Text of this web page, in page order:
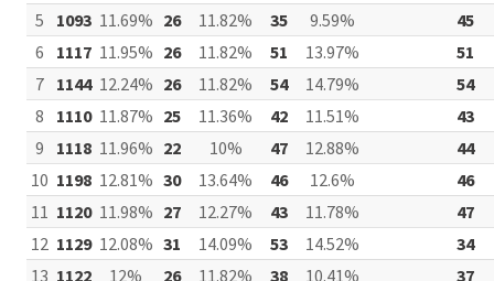
5
1093 11.69% 26 11.82% 35 9.59%
45
6
1117 11.95% 26 11.82% 51 13.97%
51
7
1144 12.24% 26 11.82% 54 14.79%
54
8
1110 11.87% 25 11.36% 42 11.51%
43
9
1118 11.96% 22 10% 47 12.88%
44
10 1198 12.81% 30 13.64% 46 12.6%
46
11 1120 11.98% 27 12.27% 43 11.78%
47
12 1129 12.08% 31 14.09% 53 14.52%
34
13 1122 12% 26 11.82% 38 10.41%
37